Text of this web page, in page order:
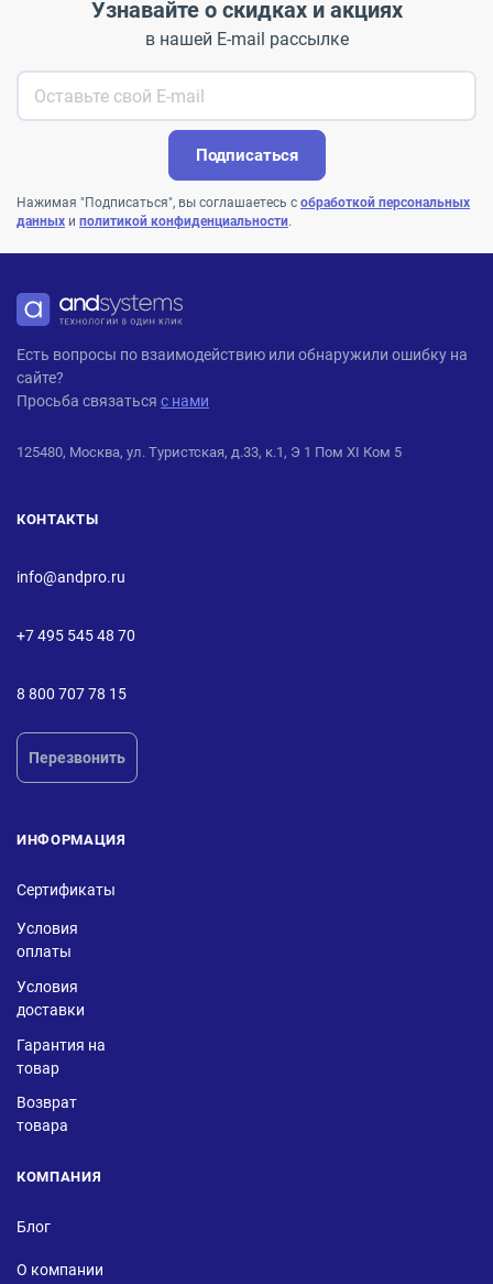
Узнавайте о скидках и акциях
в нашей E-mail рассылке
Подписаться
Нажимая "Подписаться", вы соглашаетесь с обработкой персональных
данных и политикой конфиденциальности.
ANDPRO
Есть вопросы по взаимодействию или обнаружили ошибку на
сайте?
Просьба связаться с нами
125480, Москва, ул. Туристская, д.33, к.1, Э 1 Пом XI Ком 5
КОНТАКТЫ
info@andpro.ru
+7 495 545 48 70
8 800 707 78 15
Перезвонить
ИНФОРМАЦИЯ
Сертификаты
Условия
оплаты
Условия
доставки
Гарантия на
товар
Возврат
товара
КОМПАНИЯ
Блог
О компании